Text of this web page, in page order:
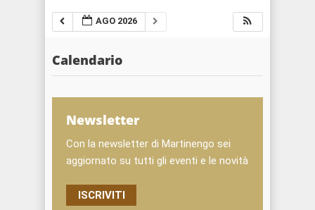
AGO 2026
Calendario
Newsletter
Con la newsletter di Martinengo sei
aggiornato su tutti gli eventi e le novità
ISCRIVITI